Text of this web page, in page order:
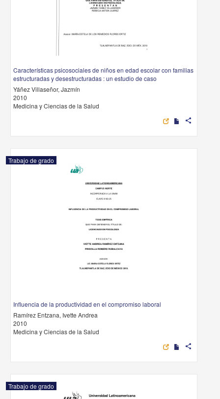
Características psicosociales de niños en edad escolar con familias
estructuradas y desestructuradas : un estudio de caso
Yáñez Villaseñor, Jazmín
2010
Medicina y Ciencias de la Salud
share
Trabajo de grado
Influencia de la productividad en el compromiso laboral
Ramírez Entzana, Ivette Andrea
2010
Medicina y Ciencias de la Salud
share
Trabajo de grado